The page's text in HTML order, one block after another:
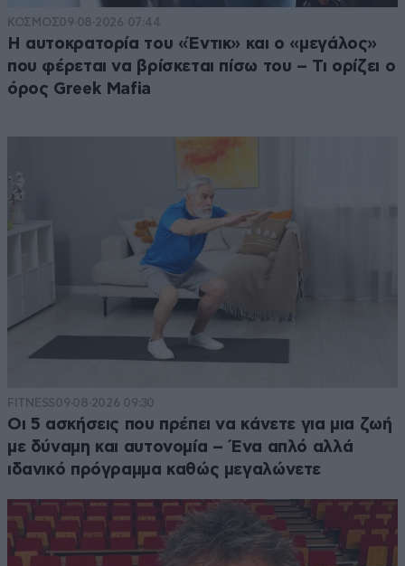
ΚΟΣΜΟΣ09·08·2026 07:44
Η αυτοκρατορία του «Έντικ» και ο «μεγάλος»
που φέρεται να βρίσκεται πίσω του – Τι ορίζει ο
όρος Greek Mafia
FITNESS09·08·2026 09:30
Οι 5 ασκήσεις που πρέπει να κάνετε για μια ζωή
με δύναμη και αυτονομία – Ένα απλό αλλά
ιδανικό πρόγραμμα καθώς μεγαλώνετε